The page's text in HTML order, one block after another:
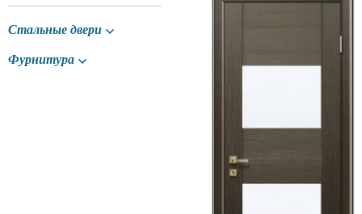
Стальные двери
Фурнитура